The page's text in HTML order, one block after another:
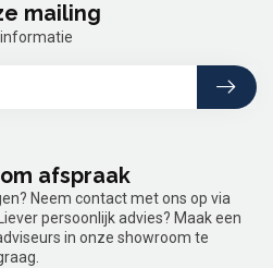
afspraak
Neem contact met ons op via
persoonlijk advies? Maak een
in onze showroom te
mailing